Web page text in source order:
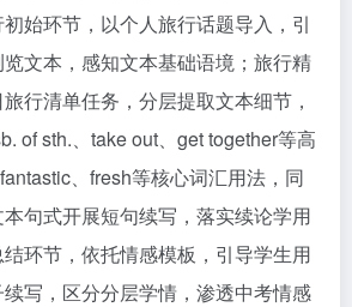
始环节，以个人旅行话题导入，引
文本，感知文本基础语境；旅行精
行清单任务，分层提取文本细节，
of sth.、take out、get together等高
、fresh等核心词汇用法，同
句式开展短句续写，落实续论学用
环节，依托情感模板，引导学生用
写，区分分层学情，渗透中考情感